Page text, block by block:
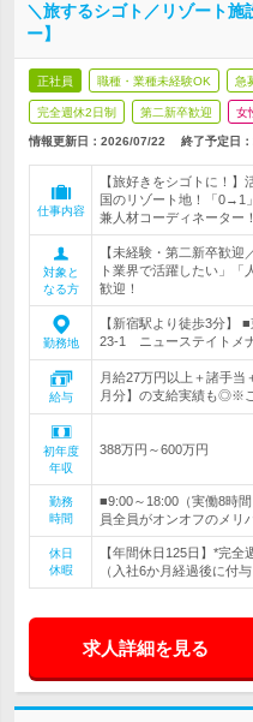
＼旅するシゴト／リゾート施
ー】
正社員 職種・業種未経験OK 急
完全週休2日制 第二新卒歓迎 女
情報更新日：2026/07/22 終了予定日：
仕事内容
【旅好きをシゴトに！
国のリゾート地！「0→1
兼人材コーディネーター！
対象と
なる方
【未経験・第二新卒歓
ト業界で活躍したい」
歓迎！
勤務地
【新宿駅より徒歩3分】
23-1 ニューステイトメ
給与
月給27万円以上＋諸手
月分】の支給実績も◎※
初年度
年収
388万円～600万円
勤務
時間
■9:00～18:00（実働8時
員全員がオンオフのメリ
休日
休暇
【年間休日125日】*完
（入社6か月経過後に付
求人詳細を見る